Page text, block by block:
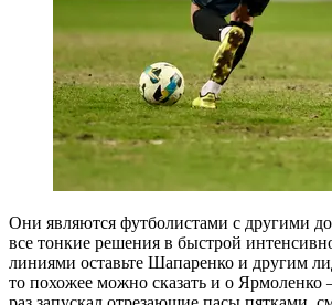
Они являются футболистами с другими
все тонкие решения в быстрой
линиями оставьте Шапаренко и другим
то похожее можно сказать и о Ярмоленко